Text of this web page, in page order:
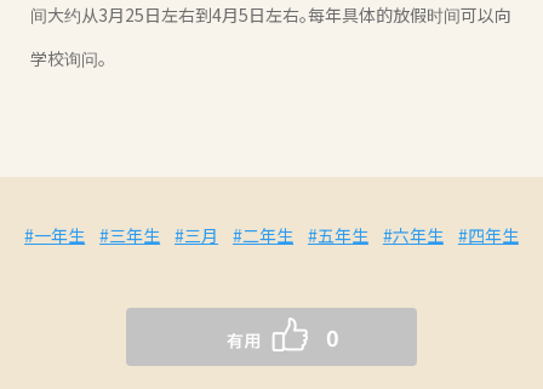
间大约从3月25日左右到4月5日左右。每年具体的放假时间可以向
学校询问。
#一年生 #三年生 #三月 #二年生 #五年生 #六年生 #四年生
0